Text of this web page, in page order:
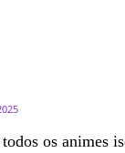
os animes